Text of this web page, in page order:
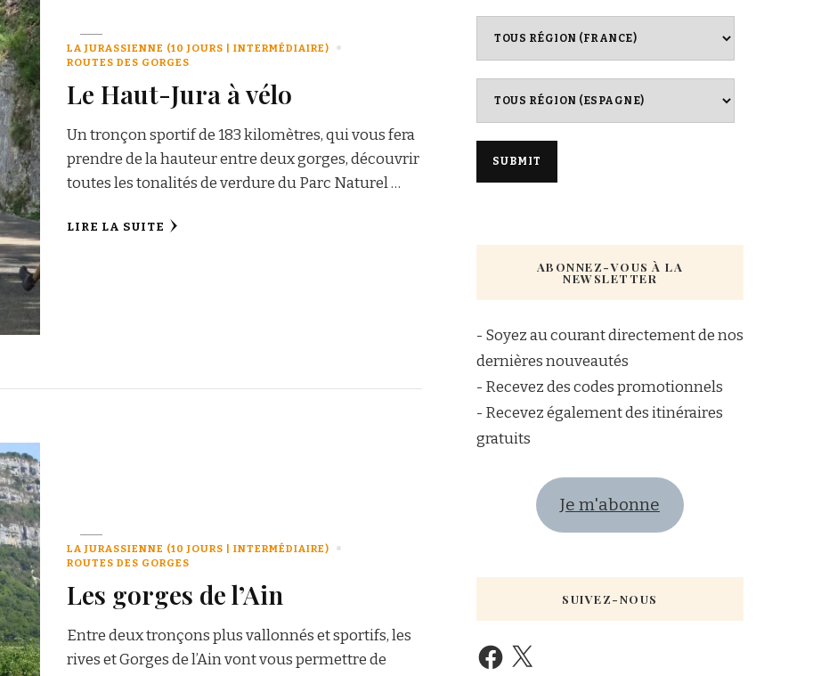
LA JURASSIENNE (10 JOURS | INTERMÉDIAIRE)
ROUTES DES GORGES
Le Haut-Jura à vélo
Un tronçon sportif de 183 kilomètres, qui vous fera
prendre de la hauteur entre deux gorges, découvrir
toutes les tonalités de verdure du Parc Naturel …
LIRE LA SUITE
LA JURASSIENNE (10 JOURS | INTERMÉDIAIRE)
ROUTES DES GORGES
Les gorges de l’Ain
Entre deux tronçons plus vallonnés et sportifs, les
rives et Gorges de l’Ain vont vous permettre de
ABONNEZ-VOUS À LA
NEWSLETTER
- Soyez au courant directement de nos
dernières nouveautés
- Recevez des codes promotionnels
- Recevez également des itinéraires
gratuits
Je m'abonne
SUIVEZ-NOUS